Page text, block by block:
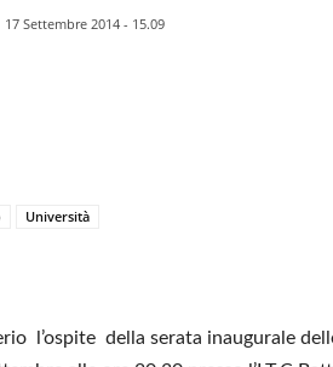
17 Settembre 2014 - 15.09
Università
l’ospite della serata inaugurale